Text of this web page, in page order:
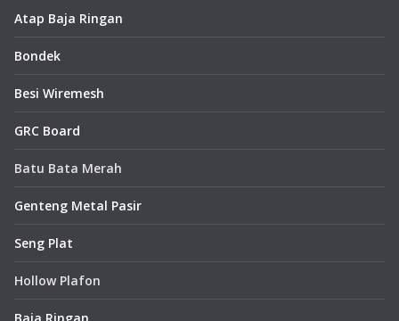
Atap Baja Ringan
Bondek
Besi Wiremesh
GRC Board
Batu Bata Merah
Genteng Metal Pasir
Seng Plat
Hollow Plafon